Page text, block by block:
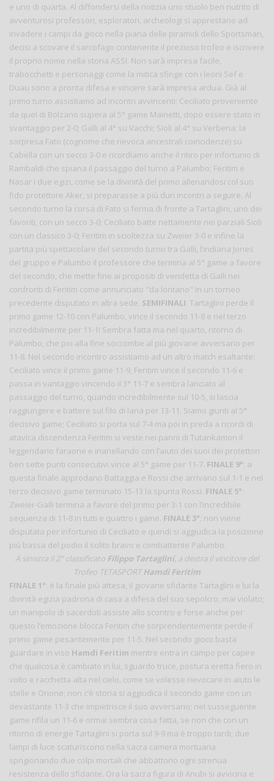
e uno di quarta. Al diffondersi della notizia uno stuolo ben nutrito di
avventurosi professori, esploratori, archeologi si apprestano ad
invadere i campi da gioco nella piana delle piramidi dello Sportsman,
decisi a scovare il sarcofago contenente il prezioso trofeo e iscrivere
il proprio nome nella storia ASSI. Non sarà impresa facile,
trabocchetti e personaggi come la mitica sfinge con i leoni Sef e
Duau sono a pronta difesa e vincere sarà impresa ardua. Già al
primo turno assistiamo ad incontri avvincenti; Ceciliato proveniente
da quel di Bolzano supera al 5° game Mainetti, dopo essere stato in
svantaggio per 2-0; Galli al 4° su Vacchi; Sioli al 4° su Verbena; la
sorpresa Fato (cognome che rievoca ancestrali coincidenze) su
Cabella con un secco 3-0 e ricordiamo anche il ritiro per infortunio di
Rambaldi che spiana il passaggio del turno a Palumbo; Feritim e
Nasar i due egizi, come se la divinità del primo allenandosi col suo
fido protettore Aker, si preparasse a più duri incontri a seguire. Al
secondo turno la corsa di Fato si ferma di fronte a Tartaglini, uno dei
favoriti, con un secco 3-0; Ceciliato batte nettamente nei parziali Sioli
con un classico 3-0; Feritim in scioltezza su Zweier 3-0 e infine la
partita più spettacolare del secondo turno tra Galli, l’indiana Jones
del gruppo e Palumbo il professore che termina al 5° game a favore
del secondo, che mette fine ai propositi di vendetta di Galli nei
confronti di Feritim come annunciato "da lontano" in un torneo
precedente disputato in altra sede. SEMIFINALI: Tartaglini perde il
primo game 12-10 con Palumbo, vince il secondo 11-8 e nel terzo
incredibilmente per 11-1! Sembra fatta ma nel quarto, ritorno di
Palumbo, che poi alla fine soccombe al più giovane avversario per
11-8. Nel secondo incontro assistiamo ad un altro match esaltante:
Ceciliato vince il primo game 11-9, Feritim vince il secondo 11-6 e
passa in vantaggio vincendo il 3° 11-7 e sembra lanciato al
passaggio del turno, quando incredibilmente sul 10-5, si lascia
raggiungere e battere sul filo di lana per 13-11. Siamo giunti al 5°
decisivo game; Ceciliato si porta sul 7-4 ma poi in preda a ricordi di
atavica discendenza Feritim si veste nei panni di Tutankamon il
leggendario faraone e inanellando con l’aiuto dei suoi dei protettori
ben sette punti consecutivi vince al 5° game per 11-7. FINALE 9°: a
questa finale approdano Battaggia e Rossi che arrivano sul 1-1 e nel
terzo decisivo game terminato 15-13 la spunta Rossi. FINALE 5°:
Zweier-Galli termina a favore del primo per 3-1 con l’incredibile
sequenza di 11-8 in tutti e quattro i game. FINALE 3°: non viene
disputata per infortunio di Ceciliato e quindi si aggiudica la posizione
più bassa del podio il solito bravo e combattente Palumbo.
A sinistra il 2° classificato Filippo Tartaglini, a destra il vincitore del
Trofeo TETASPORT Hamdi Feritim
FINALE 1°: è la finale più attesa, il giovane sfidante Tartaglini e lui la
divinità egizia padrona di casa a difesa del suo sepolcro, mai violato;
un manipolo di sacerdoti assiste allo scontro e forse anche per
questo l’emozione blocca Feritim che sorprendentemente perde il
primo game pesantemente per 11-5. Nel secondo gioco basta
guardare in viso Hamdi Feritim mentre entra in campo per capire
che qualcosa è cambiato in lui, sguardo truce, postura eretta fiero in
volto e racchetta alta nel cielo, come se volesse rievocare in aiuto le
stelle e Orione; non c’è storia si aggiudica il secondo game con un
devastante 11-3 che impietrisce il suo avversario; nel susseguente
game rifila un 11-6 e ormai sembra cosa fatta, se non che con un
ritorno di energie Tartaglini si porta sul 9-9 ma è troppo tardi; due
lampi di luce scaturiscono nella sacra camera mortuaria
sprigionando due colpi mortali che abbattono ogni strenua
resistenza dello sfidante. Ora la sacra figura di Anubi si avvicina e